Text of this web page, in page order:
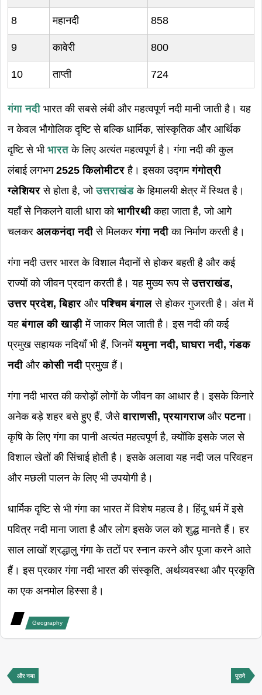
8 महानदी 858
9 कावेरी 800
10 ताप्ती 724
गंगा नदी भारत की सबसे लंबी और महत्वपूर्ण नदी मानी जाती है। यह
न केवल भौगोलिक दृष्टि से बल्कि धार्मिक, सांस्कृतिक और आर्थिक
दृष्टि से भी भारतके लिए अत्यंत महत्वपूर्ण है। गंगा नदी की कुल
लंबाई लगभग 2525 किलोमीटर है। इसका उद्गमगंगोत्री
ग्लेशियर से होता है, जोउत्तराखंडके हिमालयी क्षेत्र में स्थित है।
यहाँ से निकलने वाली धारा को भागीरथीकहा जाता है, जो आगे
चलकर अलकनंदा नदी से मिलकरगंगा नदी का निर्माण करती है।
गंगा नदी उत्तर भारत के विशाल मैदानों से होकर बहती है और कई
राज्यों को जीवन प्रदान करती है। यह मुख्य रूप सेउत्तराखंड,
उत्तर प्रदेश, बिहार औरपश्चिम बंगालसे होकर गुजरती है। अंत में
यहबंगाल की खाड़ी में जाकर मिल जाती है। इस नदी की कई
प्रमुख सहायक नदियाँ भी हैं, जिनमेंयमुना नदी, घाघरा नदी, गंडक
नदी औरकोसी नदी प्रमुख हैं।
गंगा नदी भारत की करोड़ों लोगों के जीवन का आधार है। इसके किनारे
अनेक बड़े शहर बसे हुए हैं, जैसेवाराणसी, प्रयागराज औरपटना ।
कृषि के लिए गंगा का पानी अत्यंत महत्वपूर्ण है, क्योंकि इसके जल से
विशाल खेतों की सिंचाई होती है। इसके अलावा यह नदी जल परिवहन
और मछली पालन के लिए भी उपयोगी है।
धार्मिक दृष्टि से भी गंगा का भारत में विशेष महत्व है। हिंदू धर्म में इसे
पवित्र नदी माना जाता है और लोग इसके जल को शुद्ध मानते हैं। हर
साल लाखों श्रद्धालु गंगा के तटों पर स्नान करने और पूजा करने आते
हैं। इस प्रकार गंगा नदी भारत की संस्कृति, अर्थव्यवस्था और प्रकृति
का एक अनमोल हिस्सा है।
Geography
और नया पुराने